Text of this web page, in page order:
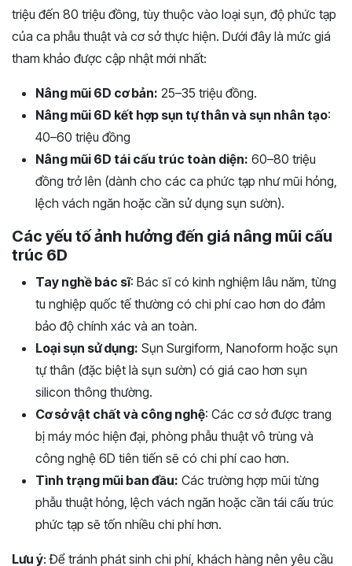
triệu đến 80 triệu đồng, tùy thuộc vào loại sụn, độ phức tạp
của ca phẫu thuật và cơ sở thực hiện. Dưới đây là mức giá
tham khảo được cập nhật mới nhất:
Nâng mũi 6D cơ bản: 25–35 triệu đồng.
Nâng mũi 6D kết hợp sụn tự thân và sụn nhân tạo:
40–60 triệu đồng
Nâng mũi 6D tái cấu trúc toàn diện: 60–80 triệu
đồng trở lên (dành cho các ca phức tạp như mũi hỏng,
lệch vách ngăn hoặc cần sử dụng sụn sườn).
Các yếu tố ảnh hưởng đến giá nâng mũi cấu
trúc 6D
Tay nghề bác sĩ: Bác sĩ có kinh nghiệm lâu năm, từng
tu nghiệp quốc tế thường có chi phí cao hơn do đảm
bảo độ chính xác và an toàn.
Loại sụn sử dụng: Sụn Surgiform, Nanoform hoặc sụn
tự thân (đặc biệt là sụn sườn) có giá cao hơn sụn
silicon thông thường.
Cơ sở vật chất và công nghệ: Các cơ sở được trang
bị máy móc hiện đại, phòng phẫu thuật vô trùng và
công nghệ 6D tiên tiến sẽ có chi phí cao hơn.
Tình trạng mũi ban đầu: Các trường hợp mũi từng
phẫu thuật hỏng, lệch vách ngăn hoặc cần tái cấu trúc
phức tạp sẽ tốn nhiều chi phí hơn.
Lưu ý: Để tránh phát sinh chi phí, khách hàng nên yêu cầu